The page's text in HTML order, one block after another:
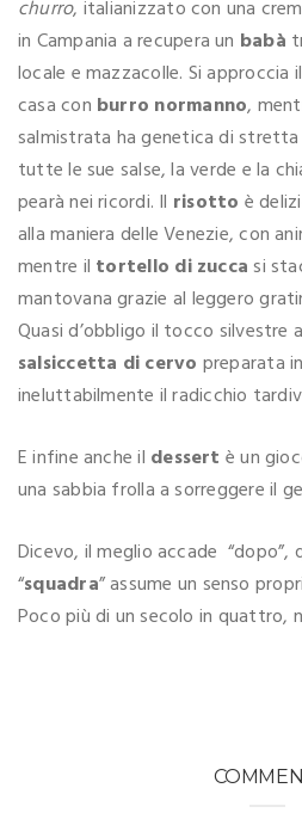
churro, italianizzato con una
in Campania a recupera un babà
locale e mazzacolle. Si
casa con burro normanno,
salmistrata ha genetica di stretta
tutte le sue salse, la verde e la
pearà nei ricordi. Il risotto è
alla maniera delle Venezie, con
mentre il tortello di zuccasi
mantovana grazie al leggero
Quasi d’obbligo il tocco silvestre
salsiccetta di cervo preparata
ineluttabilmente il radicchio
E infine anche il dessert è un
una sabbia frolla a sorreggere il
Dicevo, il meglio accade “dopo”,
“squadra” assume un senso
Poco più di un secolo in quattro,